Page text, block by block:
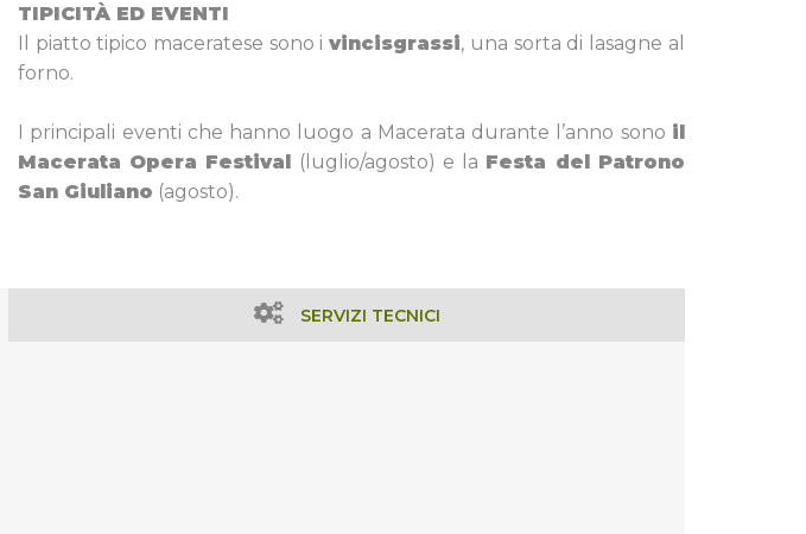
TIPICITÀ ED EVENTI
Il piatto tipico maceratese sono i vincisgrassi, una sorta di lasagne al
forno.
I principali eventi che hanno luogo a Macerata durante l’anno sono il
Macerata Opera Festival (luglio/agosto) e la Festa del Patrono
San Giuliano (agosto).
SERVIZI TECNICI